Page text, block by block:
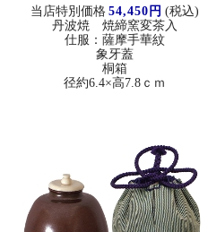
当店特別価格 54,450円 (税込)
丹波焼 焼締窯変茶入
仕服：薩摩手華紋
象牙蓋
桐箱
径約6.4×高7.8ｃｍ